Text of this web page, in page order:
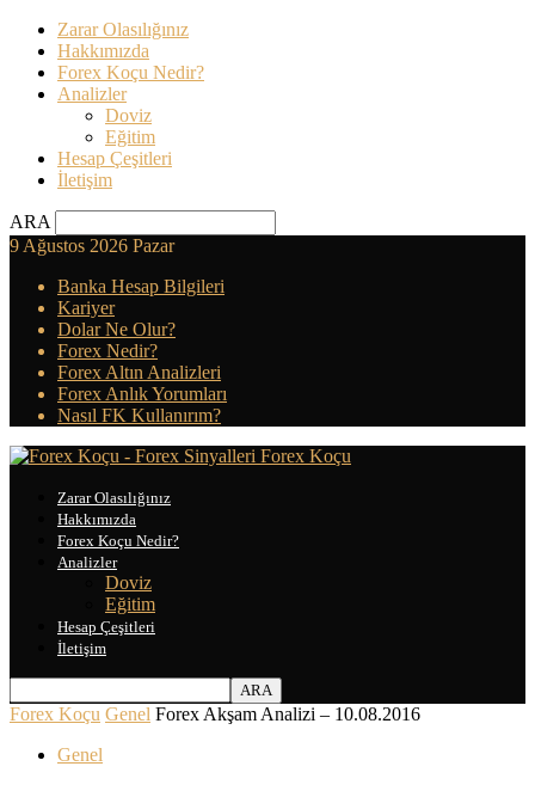
Zarar Olasılığınız
Hakkımızda
Forex Koçu Nedir?
Analizler
Doviz
Eğitim
Hesap Çeşitleri
İletişim
ARA
9 Ağustos 2026 Pazar
Banka Hesap Bilgileri
Kariyer
Dolar Ne Olur?
Forex Nedir?
Forex Altın Analizleri
Forex Anlık Yorumları
Nasıl FK Kullanırım?
Forex Koçu
Zarar Olasılığınız
Hakkımızda
Forex Koçu Nedir?
Analizler
Doviz
Eğitim
Hesap Çeşitleri
İletişim
Forex Koçu Genel Forex Akşam Analizi – 10.08.2016
Genel